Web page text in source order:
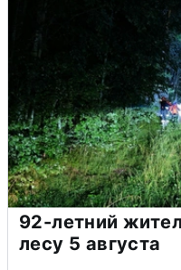
92-летний
лесу 5 августа